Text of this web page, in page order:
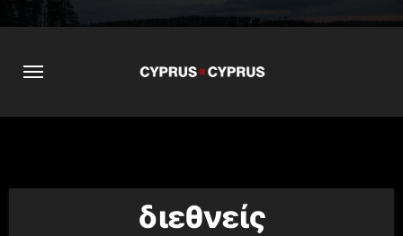
content
διεθνείς